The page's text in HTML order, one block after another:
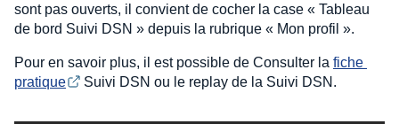
sont pas ouverts, il convient de cocher la case « Tableau
de bord Suivi DSN » depuis la rubrique « Mon profil ».
Pour en savoir plus, il est possible de Consulter la fiche
pratique
Suivi DSN ou le replay de la Suivi DSN.